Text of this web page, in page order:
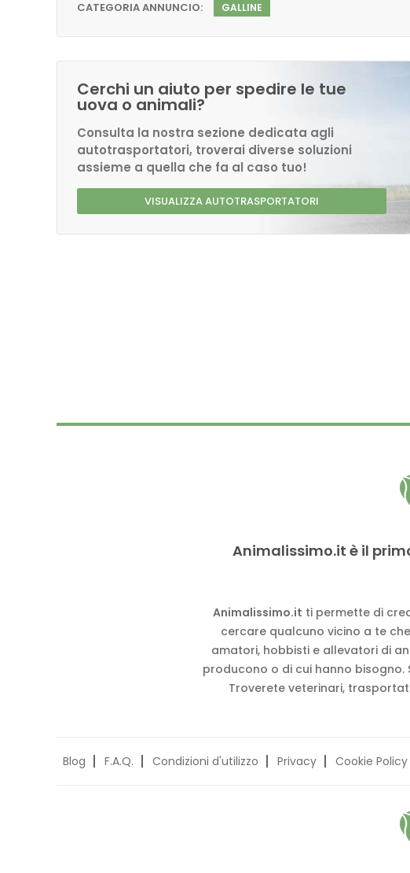
CATEGORIA ANNUNCIO: GALLINE
Cerchi un aiuto per spedire le tue
uova o animali?
Consulta la nostra sezione dedicata agli
autotrasportatori, troverai diverse soluzioni
assieme a quella che fa al caso tuo!
VISUALIZZA AUTOTRASPORTATORI
Animalissimo.it è il
Animalissimo.it ti permette di
cercare qualcuno vicino a te
amatori, hobbisti e allevatori di
producono o di cui hanno
Troverete veterinari,
Blog F.A.Q. Condizioni d'utilizzo Privacy Cookie Policy